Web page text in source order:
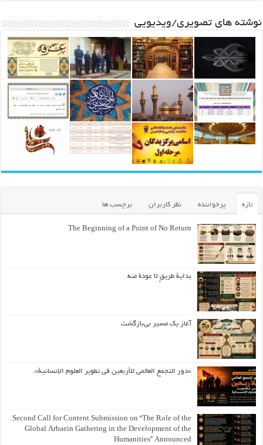
نوشته های تصویری/ویدیویی
تازه پرخواننده نظر کاربران برچسب ها
The Beginning of a Point of No Return
بداية طريقٍ لا عودة منه
آغاز یک مسیر بی‌بازگشت
«دور التجمع العالمي للأربعين في تطوير العلوم الإنسانية».
Second Call for Content Submission on “The Role of the
Global Arbaein Gathering in the Development of the
Humanities” Announced